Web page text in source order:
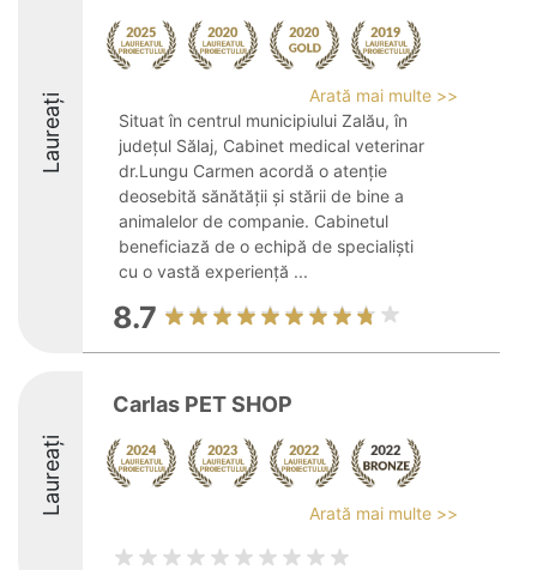
Laureați
Arată mai multe >>
Situat în centrul municipiului Zalău, în
județul Sălaj, Cabinet medical veterinar
dr.Lungu Carmen acordă o atenție
deosebită sănătății și stării de bine a
animalelor de companie. Cabinetul
beneficiază de o echipă de specialiști
cu o vastă experiență ...
8.7
Laureați
Carlas PET SHOP
Arată mai multe >>